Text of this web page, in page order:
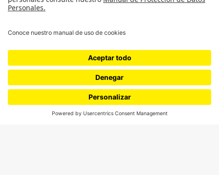
¿Quieres escribir en 070?
CONTÁCTANOS
cerosetenta@uniandes.edu.co